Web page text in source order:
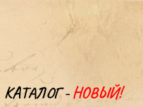
КАТАЛОГ -НОВЫЙ!